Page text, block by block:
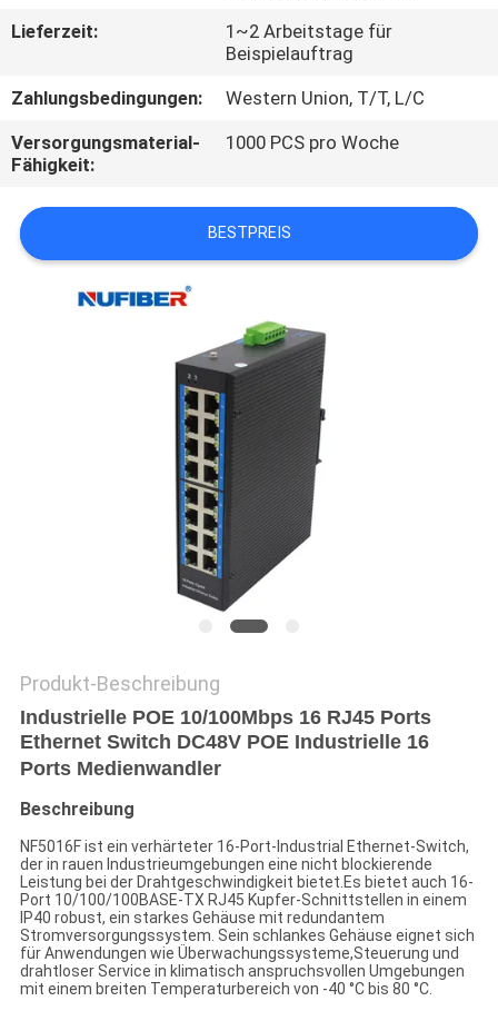
UNS
VERBINDUNG
NACHRICHTEN
FORDERN
DATENSCHUTZRICHTLINIE
Lieferzeit:
1~2 Arbeitstage für
Beispielauftrag
Zahlungsbedingungen:
Western Union, T/T, L/C
Versorgungsmaterial-
Fähigkeit:
1000 PCS pro Woche
BESTPREIS
Produkt-Beschreibung
Industrielle POE 10/100Mbps 16 RJ45 Ports
Ethernet Switch DC48V POE Industrielle 16
Ports Medienwandler
Beschreibung
NF5016F ist ein verhärteter 16-Port-Industrial Ethernet-Switch,
der in rauen Industrieumgebungen eine nicht blockierende
Leistung bei der Drahtgeschwindigkeit bietet.Es bietet auch 16-
Port 10/100/100BASE-TX RJ45 Kupfer-Schnittstellen in einem
IP40 robust, ein starkes Gehäuse mit redundantem
Stromversorgungssystem. Sein schlankes Gehäuse eignet sich
für Anwendungen wie Überwachungssysteme,Steuerung und
drahtloser Service in klimatisch anspruchsvollen Umgebungen
mit einem breiten Temperaturbereich von -40 °C bis 80 °C.